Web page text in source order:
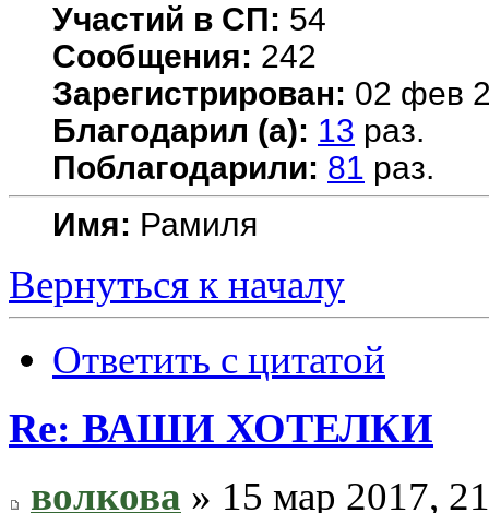
Участий в СП: 54
Сообщения: 242
Зарегистрирован: 02 фев
Благодарил (а): 13 раз.
Поблагодарили: 81 раз.
Имя: Рамиля
Вернуться к началу
Ответить с цитатой
Re: ВАШИ ХОТЕЛКИ
волкова » 15 мар 2017,